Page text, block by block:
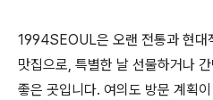
1994SEOUL은 오랜 전통과 현대
맛집으로, 특별한 날 선물하거나
좋은 곳입니다. 여의도 방문 계획